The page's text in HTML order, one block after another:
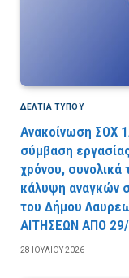
ΔΕΛΤΙΑ ΤΥΠΟΥ
Ανακοίνωση ΣΟΧ
σύμβαση
χρόνου,
κάλυψη αναγκών
του Δήμου
AITHΣEΩN AΠO
28 ΙΟΥΛΊΟΥ 2026